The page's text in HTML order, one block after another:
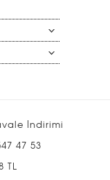
İndirimi
47 53
TL